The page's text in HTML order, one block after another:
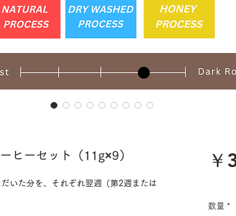
ヒーセット（11g×9）
いた分を、それぞれ翌週（第2週または
￥
数量 *